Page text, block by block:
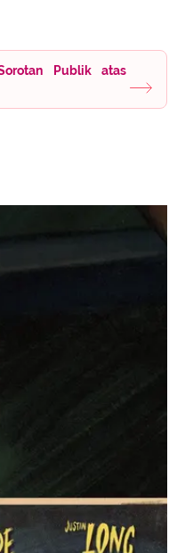
Publik atas